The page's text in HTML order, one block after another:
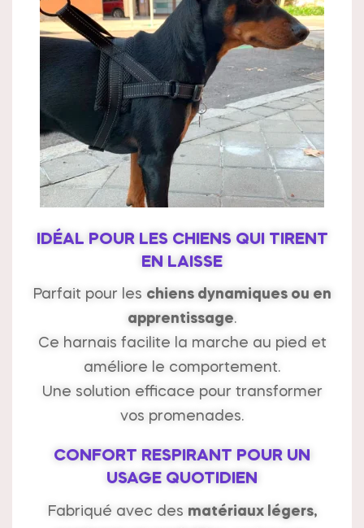
IDÉAL POUR LES CHIENS QUI TIRENT
EN LAISSE
Parfait pour les chiens dynamiques ou en
apprentissage.
Ce harnais facilite la marche au pied et
améliore le comportement.
Une solution efficace pour transformer
vos promenades.
CONFORT RESPIRANT POUR UN
USAGE QUOTIDIEN
Fabriqué avec des matériaux légers,